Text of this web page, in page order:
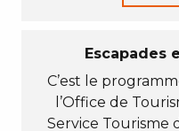
Escapades
C’est le
l’Office de
Service Tourisme